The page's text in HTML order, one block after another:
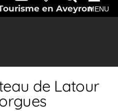
en AveyronMENU
de Latour